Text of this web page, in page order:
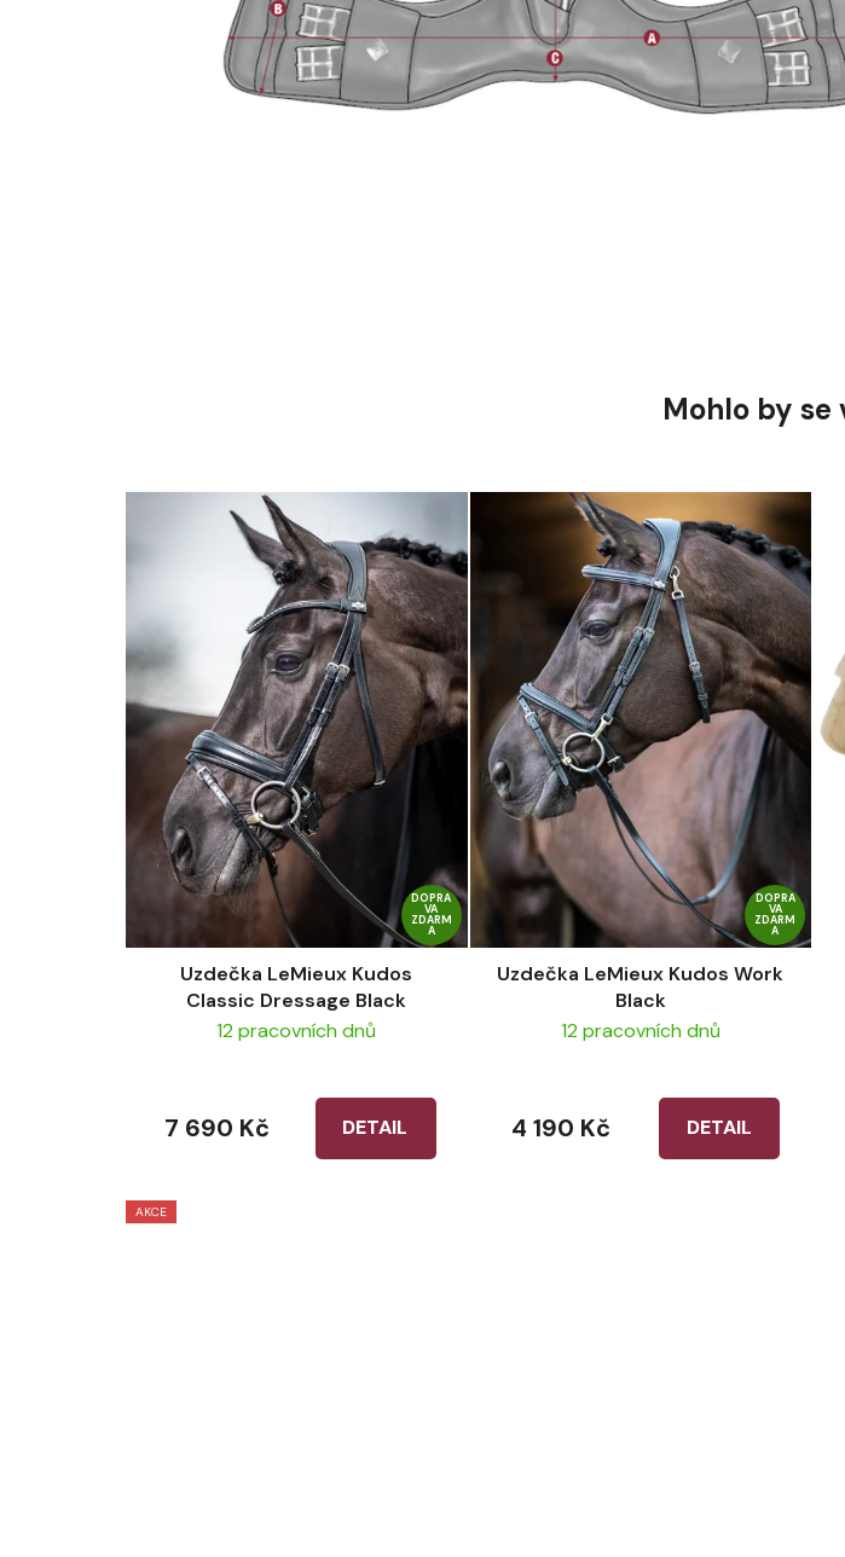
Mohlo by
DOPRA
VA
ZDARM
A
Uzdečka LeMieux Kudos
Classic Dressage Black
12 pracovních dnů
DETAIL
7 690 Kč
DOPRA
VA
ZDARM
A
Uzdečka LeMieux Kudos Work
Black
12 pracovních dnů
DETAIL
4 190 Kč
AKCE